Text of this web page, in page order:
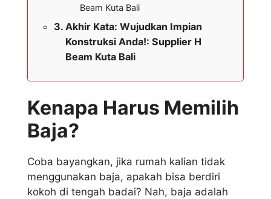
Beam Kuta Bali
Akhir Kata: Wujudkan Impian
Konstruksi Anda!: Supplier H
Beam Kuta Bali
Kenapa Harus Memilih
Baja?
Coba bayangkan, jika rumah kalian tidak
menggunakan baja, apakah bisa berdiri
kokoh di tengah badai? Nah, baja adalah